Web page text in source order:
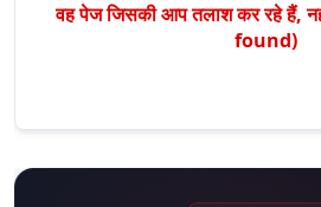
वह पेज जिसकी आप तलाश कर रहे हैं,
found)